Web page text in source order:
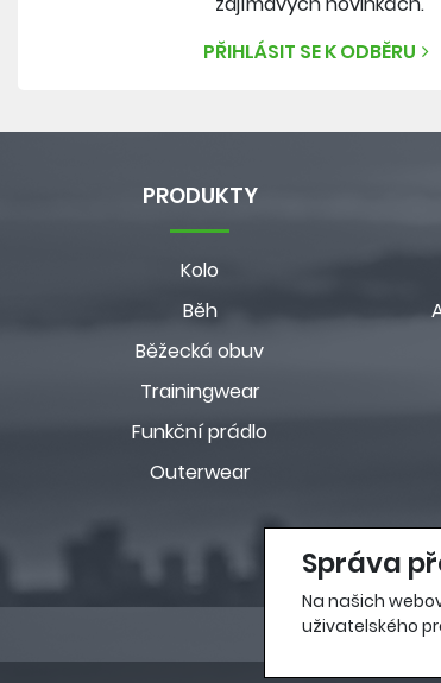
Správa
Na našich
uživatelského
PŘIHLÁSIT SE K ODBĚRU
PRODUKTY
Kolo
Běh
Běžecká obuv
Trainingwear
Funkční prádlo
Outerwear